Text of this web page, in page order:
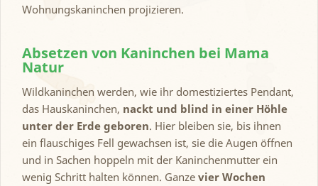
Wohnungskaninchen projizieren.
Absetzen von Kaninchen bei Mama
Natur
Wildkaninchen werden, wie ihr domestiziertes Pendant,
das Hauskaninchen, nackt und blind in einer Höhle
unter der Erde geboren. Hier bleiben sie, bis ihnen
ein flauschiges Fell gewachsen ist, sie die Augen öffnen
und in Sachen hoppeln mit der Kaninchenmutter ein
wenig Schritt halten können. Ganze vier Wochen